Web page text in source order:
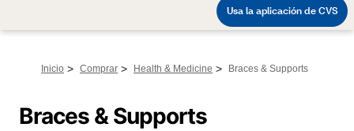
Inicio > Comprar > Health & Medicine > Braces & Supports
Braces & Supports